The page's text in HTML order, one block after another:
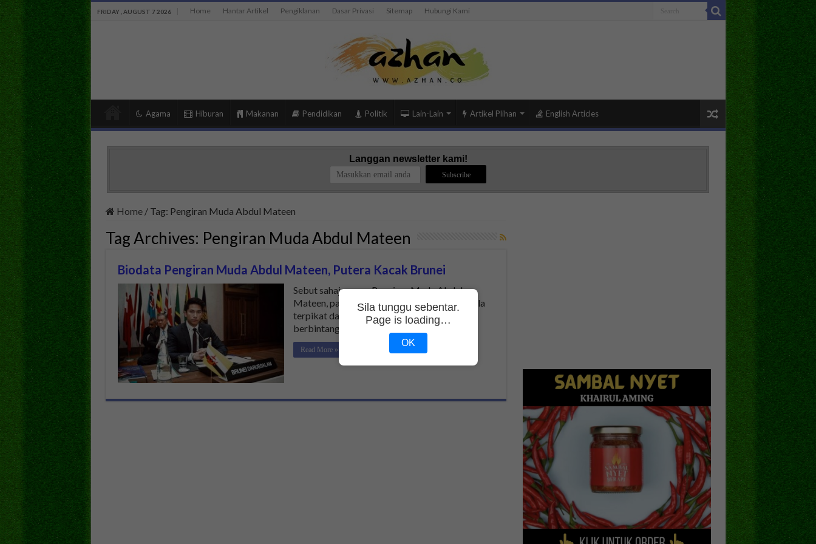
FRIDAY , AUGUST 7 2026 Home Hantar Artikel Pengiklanan Dasar Privasi Sitemap Hubungi Kami
Agama Hiburan Makanan Pendidikan Politik Lain-Lain Artikel Plihan English Articles
Langgan newsletter kami!
Home / Tag: Pengiran Muda Abdul Mateen
Tag Archives: Pengiran Muda Abdul Mateen
Biodata Pengiran Muda Abdul Mateen, Putera Kacak Brunei
Sebut sahaja nama Pengiran Muda Abdul
Mateen, pastinya gadis-gadis di luar sana mula
terpikat dan jatuh cinta dengan jejaka
berbintang …
Read More »
Sila tunggu sebentar.
Page is loading…
OK